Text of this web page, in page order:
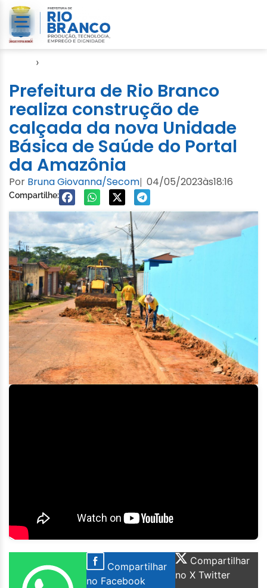
›
Prefeitura de Rio Branco
realiza construção de
calçada da nova Unidade
Básica de Saúde do Portal
da Amazônia
Por Bruna Giovanna/Secom| 04/05/2023às18:16
Compartilhe:
Compartilhar
no Facebook
Compartilhar
no X Twitter